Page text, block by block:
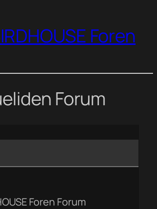
Foren
Forum
Foren Forum